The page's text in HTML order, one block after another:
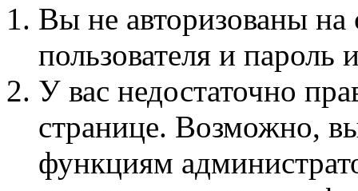
Вы не авторизованы на
пользователя и пароль
У вас недостаточно
странице. Возможно,
функциям